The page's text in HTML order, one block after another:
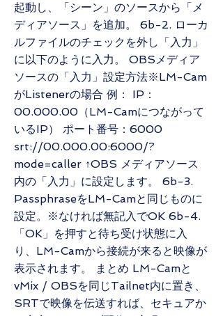
起動し、「シーン」のソースから「メ
ディアソース」を追加。 6b-2. ローカ
ルファイルのチェックを外し「入力」
に以下のように入力。 OBSメディア
ソースの「入力」設定方法※LM-Cam
がListenerの場合 例： IP：
00.000.00（LM-Camにつながって
いるIP） ポート番号：6000
srt://00.000.00:6000/?
mode=caller ↑OBS メディアソース
内の「入力」に設定します。 6b-3.
PassphraseをLM-Camと同じものに
設定。※なければ無記入でOK 6b-4.
「OK」を押すと待ち受け状態に入
り、LM-Camから接続が来ると映像が
表示されます。 まとめ LM-Camと
vMix / OBSを同じTailnet内に置き、
SRTで映像を伝送すれば、セキュアか